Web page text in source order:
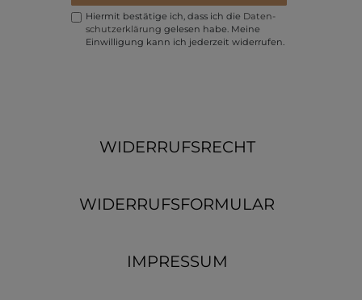
Hiermit bestätige ich, dass ich die Daten­
schutz­erklärung gelesen habe. Meine
Einwilligung kann ich jederzeit widerrufen.
WIDERRUFSRECHT
WIDERRUFSFORMULAR
IMPRESSUM